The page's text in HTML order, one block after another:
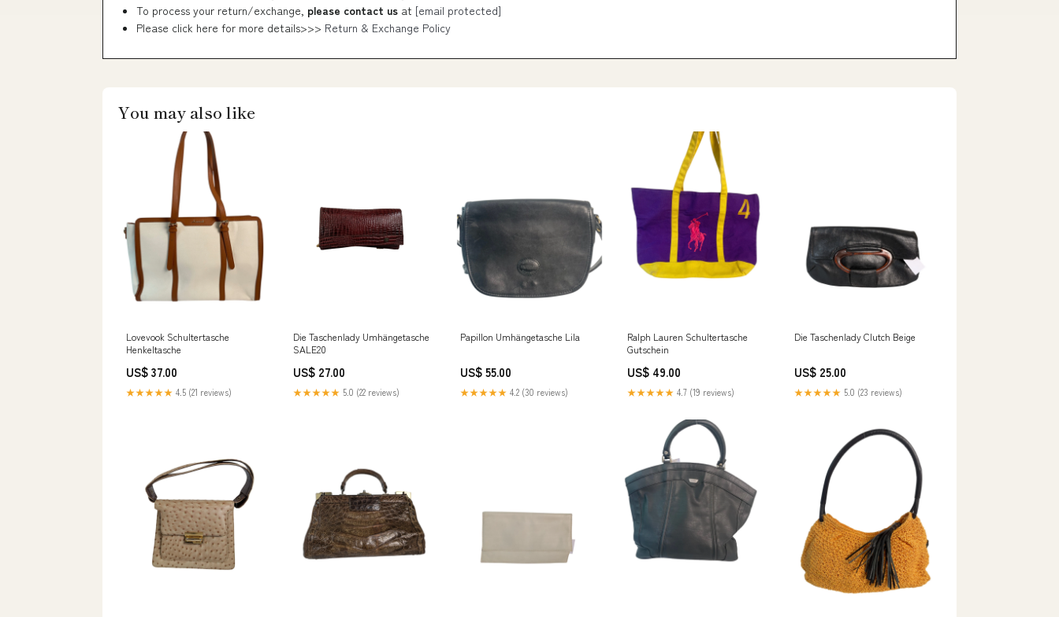
To process your return/exchange, please contact us at [email protected]
Please click here for more details>>> Return & Exchange Policy
You may also like
Lovevook Schultertasche
Henkeltasche
US$ 37.00
★★★★★ 4.5 (21 reviews)
Die Taschenlady Umhängetasche
SALE20
US$ 27.00
★★★★★ 5.0 (22 reviews)
Papillon Umhängetasche Lila
US$ 55.00
★★★★★ 4.2 (30 reviews)
Ralph Lauren Schultertasche
Gutschein
US$ 49.00
★★★★★ 4.7 (19 reviews)
Die Taschenlady Clutch Beige
US$ 25.00
★★★★★ 5.0 (23 reviews)